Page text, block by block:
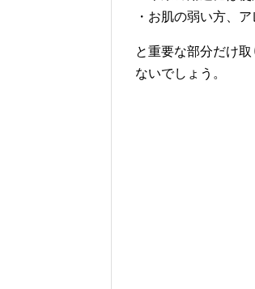
・お肌の弱い方、
と重要な部分だけ
ないでしょう。